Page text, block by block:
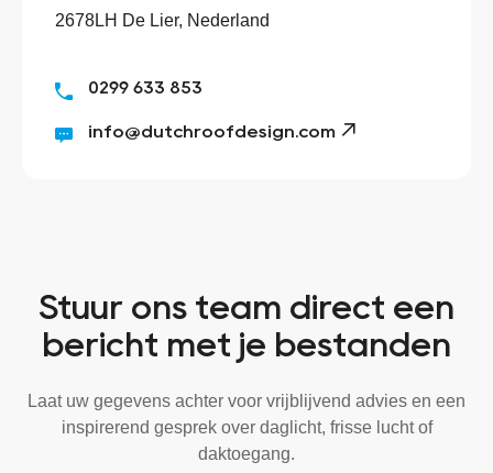
2678LH De Lier, Nederland
0299 633 853
info@dutchroofdesign.com
Stuur ons team direct een
bericht met je bestanden
Laat uw gegevens achter voor vrijblijvend advies en een
inspirerend gesprek over daglicht, frisse lucht of
daktoegang.